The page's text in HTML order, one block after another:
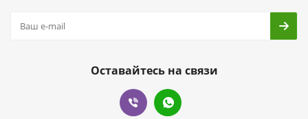
Оставайтесь на связи